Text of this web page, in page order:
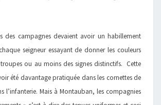
des campagnes devaient avoir un habillement
seigneur essayant de donner les couleurs
troupes ou au moins des signes distinctifs. Cette
été davantage pratiquée dans les cornettes de
l’infanterie. Mais à Montauban, les compagnies